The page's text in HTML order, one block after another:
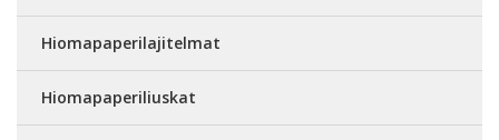
Hiomapaperilajitelmat
Hiomapaperiliuskat